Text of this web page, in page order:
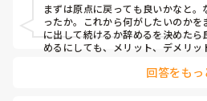
まずは原点に戻っても良いかなと
ったか。これから何がしたいのか
に出して続けるか辞めるを決めた
めるにしても、メリット、デメリ
回答をもっ